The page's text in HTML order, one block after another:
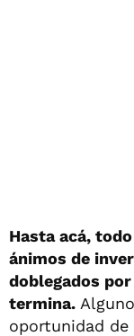
Hasta acá,
ánimos de
doblegados
termina.
oportunidad